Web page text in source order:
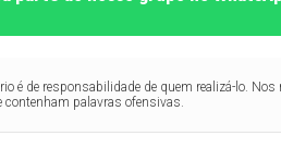
é de responsabilidade de quem realizá-lo.
palavras ofensivas.